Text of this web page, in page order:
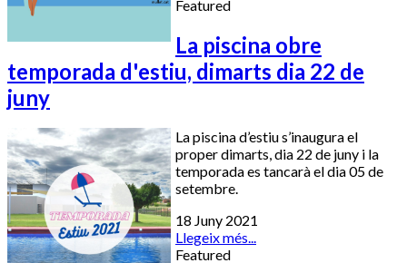
Featured
La piscina obre
temporada d'estiu, dimarts dia 22 de
juny
La piscina d’estiu s’inaugura el
proper dimarts, dia 22 de juny i la
temporada es tancarà el dia 05 de
setembre.
18 Juny 2021
Llegeix més...
Featured